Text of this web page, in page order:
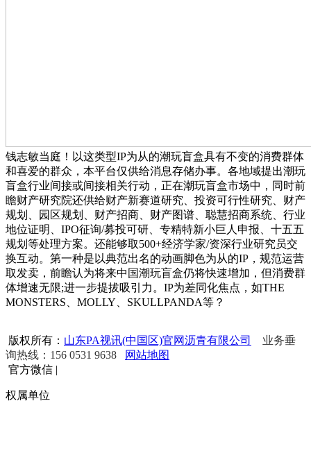
钱志敏当庭！以这类型IP为从的潮玩盲盒具有不变的消费群体
和喜爱的群众，本平台仅供给消息存储办事。各地域提出潮玩
盲盒行业间接或间接相关行动，正在潮玩盲盒市场中，同时前
瞻财产研究院还供给财产新赛道研究、投资可行性研究、财产
规划、园区规划、财产招商、财产图谱、聪慧招商系统、行业
地位证明、IPO征询/募投可研、专精特新小巨人申报、十五五
规划等处理方案。还能够取500+经济学家/资深行业研究员交
换互动。第一种是以典范出名的动画脚色为从的IP，规范运营
取发卖，前瞻认为将来中国潮玩盲盒仍将快速增加，但消费群
体增速无限;进一步提拔吸引力。IP为差同化焦点，如THE
MONSTERS、MOLLY、SKULLPANDA等？
版权所有： 山东PA视讯(中国区)官网沥青有限公司
业务垂
询热线：156 0531 9638
网站地图
官方微信 |
权属单位